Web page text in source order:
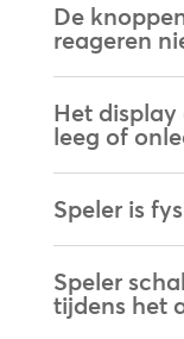
De
reageren
Het display
leeg of
Speler is
Speler
tijdens het